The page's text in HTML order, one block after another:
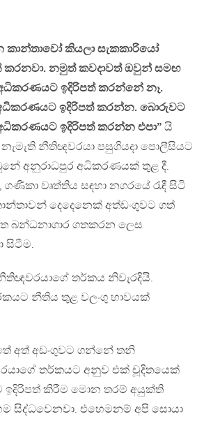
කාන්තාවෝ කියලා සැකකාරියෝ
නමුත් කවදාවත් ඔවුන් සමඟ
ඉදිරිපත් කරන්නේ නෑ.
ඉදිරිපත් කරන්න​. බොරුවට
ඉදිරිපත් කරන්න එපා” යි
නීතිඥවරයා පසුගියදා පොලීසියට
අනුරාධපුර අධිකරණයක් තුළ දී.
වෘත්තිය සඳහා නගරයේ රැඳී සිටි
දෙදෙනෙක් අත්ඩංගුවට ගත්
බන්ධනාගාර ගතකරන ලෙස
සිටීම​.
තර්කය නිවැරදියි.
නීතිය තුළ වලංගු භාවයක්
අත් අඩංගුවට ගන්නේ තනි
තර්කයට අනුව එක් චූදිතයෙක්
කිරීම මොන තරම් අයුක්ති
සිද්ධවෙනවා. එහෙමනම් අපි සොයා